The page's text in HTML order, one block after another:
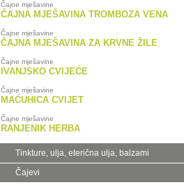
Čajne mješavine
ČAJNA MJEŠAVINA TROMBOZA VENA
Čajne mješavine
ČAJNA MJEŠAVINA ZA KRVNE ŽILE
Čajne mješavine
IVANJSKO CVIJEĆE
Čajne mješavine
MAĆUHICA CVIJET
Čajne mješavine
RANJENIK HERBA
Tinkture, ulja, eterična ulja, balzami
Čajevi